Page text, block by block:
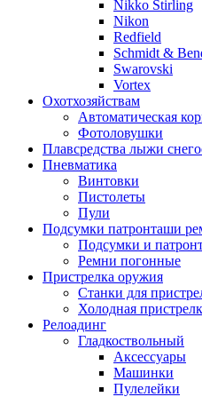
Nikko Stirling
Nikon
Redfield
Schmidt &
Swarovski
Vortex
Охотхозяйствам
Автоматическая
Фотоловушки
Плавсредства лыжи
Пневматика
Винтовки
Пистолеты
Пули
Подсумки патронташи
Подсумки и
Ремни погонные
Пристрелка оружия
Станки для
Холодная
Релоадинг
Гладкоствольный
Аксессуары
Машинки
Пулелейки